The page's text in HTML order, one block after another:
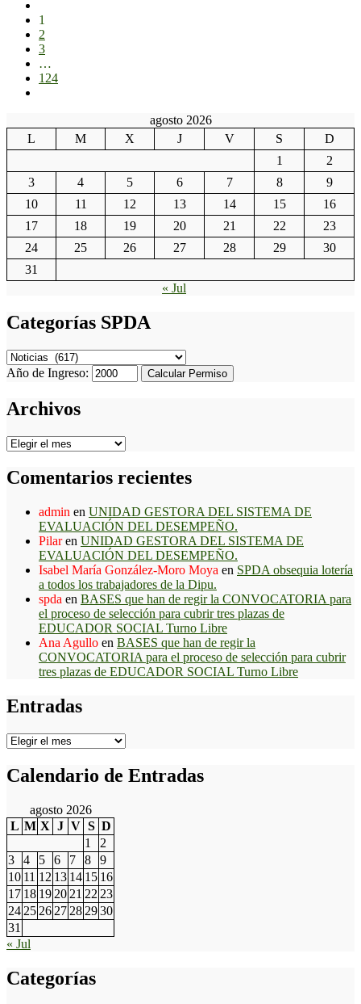
1
2
3
…
124
agosto 2026
L
M X J V S
D
1
2
3
4 5 6 7 8
9
10
11 12 13 14 15
16
17
18 19 20 21 22
23
24
25 26 27 28 29
30
31
« Jul
Categorías SPDA
Categorías
SPDA
Año de Ingreso: Calcular Permiso
Archivos
Archivos
Comentarios recientes
admin en UNIDAD GESTORA DEL SISTEMA DE
EVALUACIÓN DEL DESEMPEÑO.
Pilaren UNIDAD GESTORA DEL SISTEMA DE
EVALUACIÓN DEL DESEMPEÑO.
Isabel María González-Moro Moya en SPDA obsequia lotería
a todos los trabajadores de la Dipu.
spda en BASES que han de regir la CONVOCATORIA para
el proceso de selección para cubrir tres plazas de
EDUCADOR SOCIAL Turno Libre
Ana Agullo en BASES que han de regir la
CONVOCATORIA para el proceso de selección para cubrir
tres plazas de EDUCADOR SOCIAL Turno Libre
Entradas
Entradas
Calendario de Entradas
agosto 2026
L M X J V S D
1
2
3
4 5 6 7 8
9
10 11 12 13 14 15 16
17 18 19 20 21 22 23
24 25 26 27 28 2930
31
« Jul
Categorías